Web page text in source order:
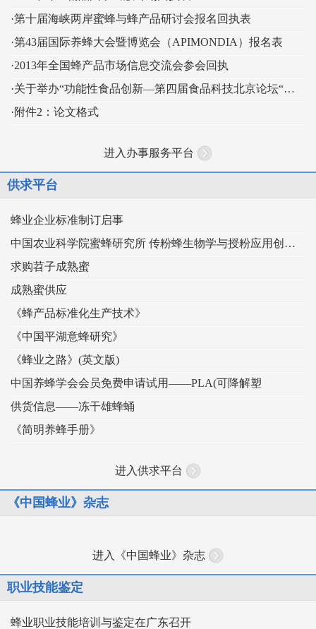
·第十届海峡两岸蜜蜂与蜂产品研讨会报名回执表
·第43届国际养蜂大会暨博览会（APIMONDIA）报名表
·2013年全国蜂产品市场信息交流会参会回执
·关于举办“功能性食品创新—第四届食品科技北京论坛“的通知
·附件2：论文格式
进入办事服务平台
供求平台
蜂业企业标准制订启事
中国农业科学院蜜蜂研究所 传粉蜂生物学与授粉应用创新团队
求购苕子成熟蜜
成熟蜜供应
《蜂产品标准化生产技术》
《中国平湖意蜂研究》
《蜂业之路》(英文版)
中国养蜂学会会员免费申请试用——PLA(可降解塑
供货信息——冻干雄蜂蛹
《简明养蜂手册》
进入供求平台
《中国蜂业》杂志
进入《中国蜂业》杂志
职业技能鉴定
蜂业职业技能培训与鉴定在广东召开